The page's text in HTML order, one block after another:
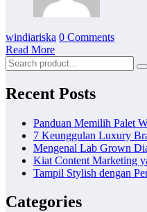
windiariska 0 Comments
Read More
Recent Posts
Panduan Memilih Palet
7 Keunggulan Luxury
Mengenal Lab Grown
Kiat Content Marketing
Tampil Stylish dengan
Categories